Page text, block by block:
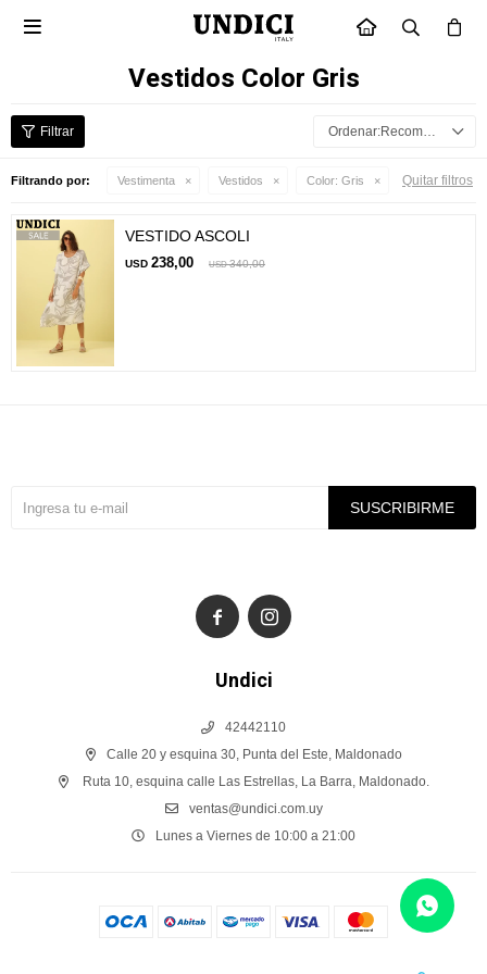
INICIO

Vestidos Color Gris
Recomendados
Filtrando por: Vestimenta Vestidos Color: Gris Quitar filtros
VESTIDO ASCOLI
USD 238,00 USD 340,00
Undici
42442110
Calle 20 y esquina 30, Punta del Este, Maldonado
Ruta 10, esquina calle Las Estrellas, La Barra, Maldonado.
ventas@undici.com.uy
Lunes a Viernes de 10:00 a 21:00
SUSCRIBIRME
 